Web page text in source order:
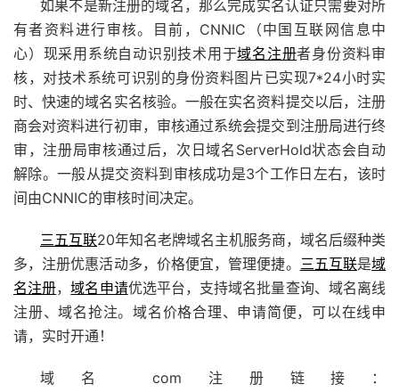
如果不是新注册的域名，那么完成实名认证只需要对所
有者资料进行审核。目前，CNNIC（中国互联网信息中
心）现采用系统自动识别技术用于域名注册者身份资料审
核，对技术系统可识别的身份资料图片已实现7*24小时实
时、快速的域名实名核验。一般在实名资料提交以后，注册
商会对资料进行初审，审核通过系统会提交到注册局进行终
审，注册局审核通过后，次日域名ServerHold状态会自动
解除。一般从提交资料到审核成功是3个工作日左右，该时
间由CNNIC的审核时间决定。
三五互联20年知名老牌域名主机服务商，域名后缀种类
多，注册优惠活动多，价格便宜，管理便捷。 三五互联是域
名注册，域名申请优选平台，支持域名批量查询、域名离线
注册、域名抢注。域名价格合理、申请简便，可以在线申
请，实时开通！
域名 com注册链接：